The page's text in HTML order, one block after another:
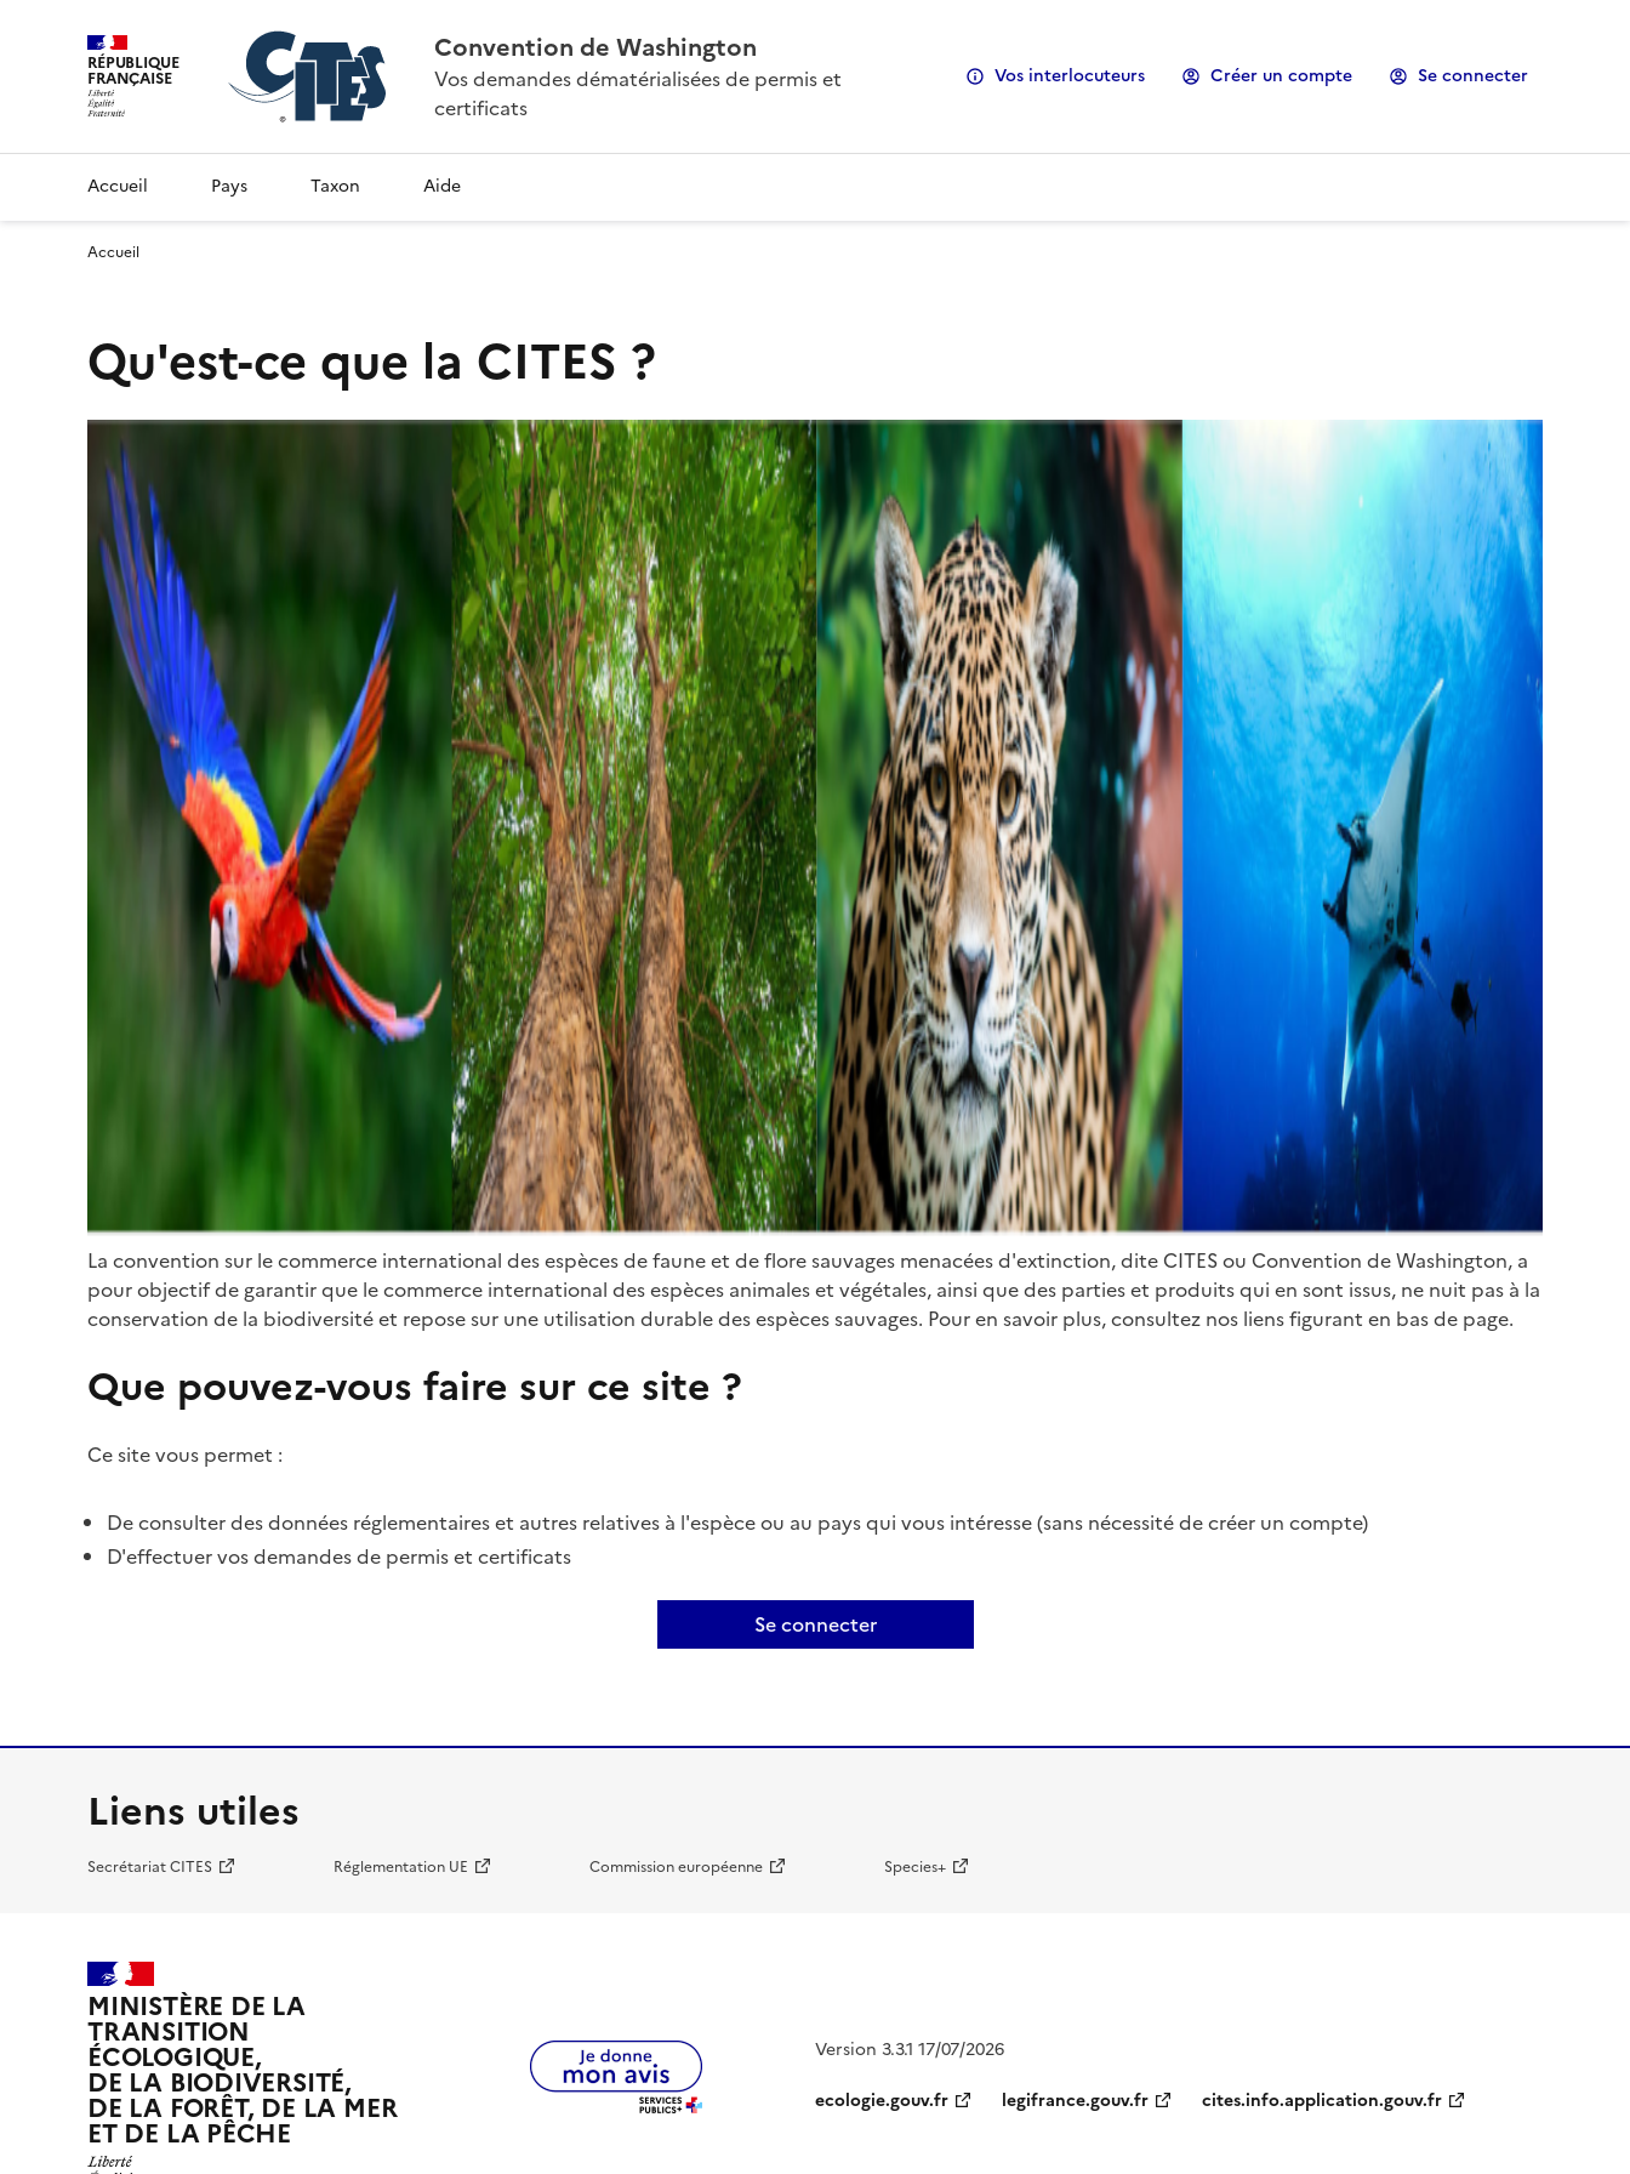
RÉPUBLIQUE
FRANÇAISE
Convention de Washington
Vos demandes dématérialisées de permis et
certificats
Vos interlocuteurs Créer un compte Se connecter
Accueil Pays Taxon Aide
Accueil
Qu'est-ce que la CITES ?
La convention sur le commerce international des espèces de faune et de flore sauvages menacées d'extinction, dite CITES ou Convention de Washington, a
pour objectif de garantir que le commerce international des espèces animales et végétales, ainsi que des parties et produits qui en sont issus, ne nuit pas à la
conservation de la biodiversité et repose sur une utilisation durable des espèces sauvages. Pour en savoir plus, consultez nos liens figurant en bas de page.
Que pouvez-vous faire sur ce site ?
Ce site vous permet :
De consulter des données réglementaires et autres relatives à l'espèce ou au pays qui vous intéresse (sans nécessité de créer un compte)
D'effectuer vos demandes de permis et certificats
Se connecter
Liens utiles
Secrétariat CITES Réglementation UE Commission européenne Species+
MINISTÈRE DE LA
TRANSITION
ÉCOLOGIQUE,
DE LA BIODIVERSITÉ,
DE LA FORÊT, DE LA MER
ET DE LA PÊCHE
Version 3.3.1 17/07/2026
ecologie.gouv.fr
legifrance.gouv.fr cites.info.application.gouv.fr